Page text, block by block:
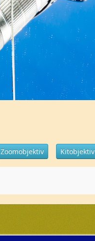
Zoomobjektiv Kitobjektiv